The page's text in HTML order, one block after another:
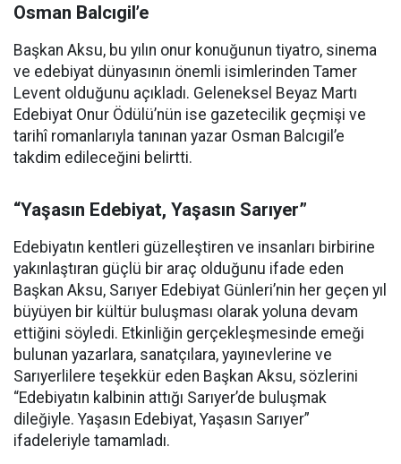
Osman Balcıgil’e
Başkan Aksu, bu yılın onur konuğunun tiyatro, sinema
ve edebiyat dünyasının önemli isimlerinden Tamer
Levent olduğunu açıkladı. Geleneksel Beyaz Martı
Edebiyat Onur Ödülü’nün ise gazetecilik geçmişi ve
tarihî romanlarıyla tanınan yazar Osman Balcıgil’e
takdim edileceğini belirtti.
“Yaşasın Edebiyat, Yaşasın Sarıyer”
Edebiyatın kentleri güzelleştiren ve insanları birbirine
yakınlaştıran güçlü bir araç olduğunu ifade eden
Başkan Aksu, Sarıyer Edebiyat Günleri’nin her geçen yıl
büyüyen bir kültür buluşması olarak yoluna devam
ettiğini söyledi. Etkinliğin gerçekleşmesinde emeği
bulunan yazarlara, sanatçılara, yayınevlerine ve
Sarıyerlilere teşekkür eden Başkan Aksu, sözlerini
“Edebiyatın kalbinin attığı Sarıyer’de buluşmak
dileğiyle. Yaşasın Edebiyat, Yaşasın Sarıyer”
ifadeleriyle tamamladı.